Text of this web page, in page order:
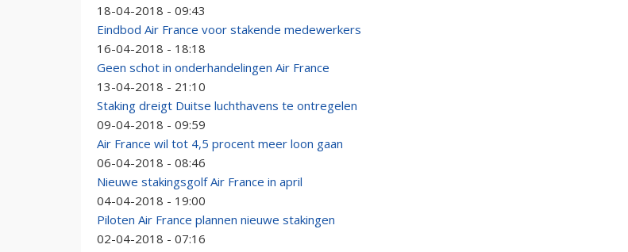
18-04-2018 - 09:43
Eindbod Air France voor stakende medewerkers
16-04-2018 - 18:18
Geen schot in onderhandelingen Air France
13-04-2018 - 21:10
Staking dreigt Duitse luchthavens te ontregelen
09-04-2018 - 09:59
Air France wil tot 4,5 procent meer loon gaan
06-04-2018 - 08:46
Nieuwe stakingsgolf Air France in april
04-04-2018 - 19:00
Piloten Air France plannen nieuwe stakingen
02-04-2018 - 07:16